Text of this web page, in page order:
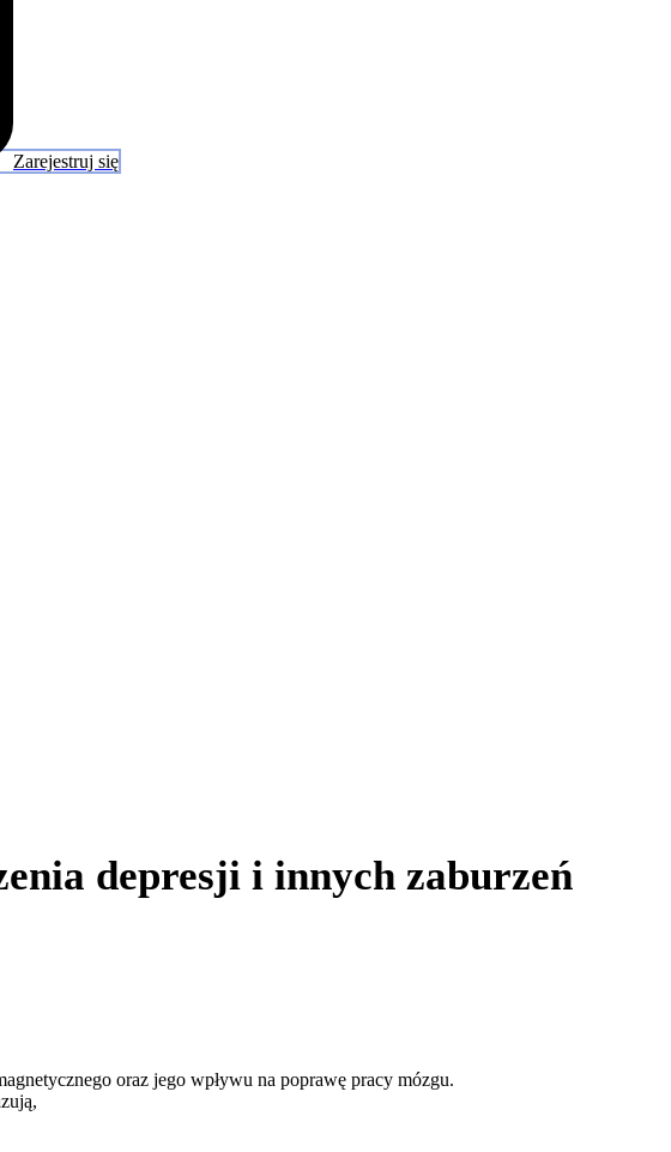
Zarejestruj się
depresji i innych zaburzeń
oraz jego wpływu na poprawę pracy mózgu.